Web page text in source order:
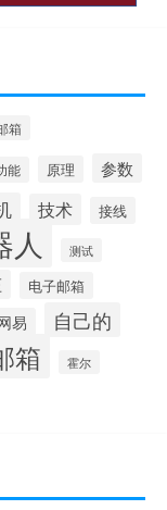
箱
能 原理 参数
技术 接线
人 测试
电子邮箱
易 自己的
箱 霍尔